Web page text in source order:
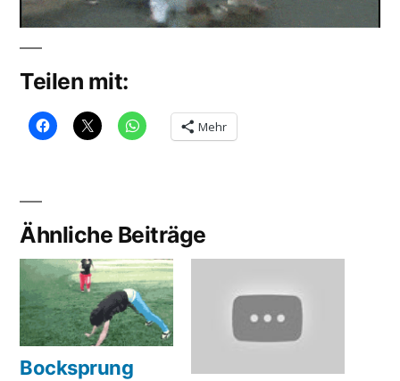
Teilen mit:
Mehr
Ähnliche Beiträge
Bocksprung